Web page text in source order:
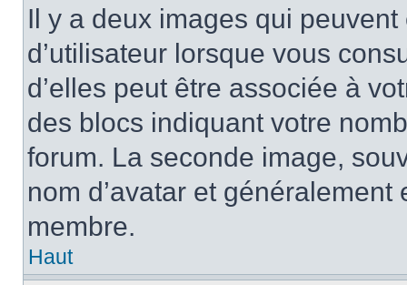
Il y a deux images qui
d’utilisateur lorsque vous
d’elles peut être associée à
des blocs indiquant votre
forum. La seconde image,
nom d’avatar et
membre.
Haut